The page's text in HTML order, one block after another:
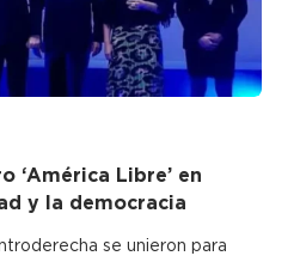
‘América Libre’ en
y la democracia
se unieron para